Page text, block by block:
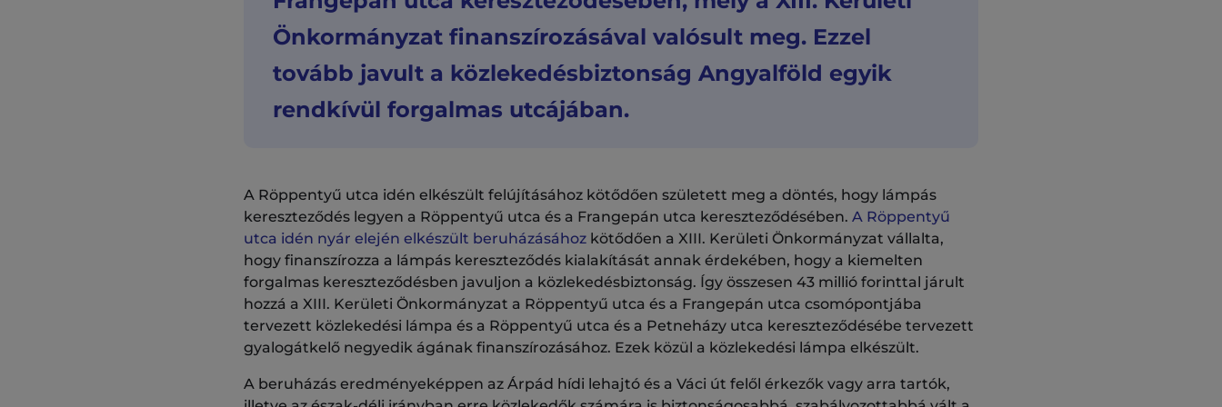
Önkormányzat finanszírozásával valósult meg. Ezzel
tovább javult a közlekedésbiztonság Angyalföld egyik
rendkívül forgalmas utcájában.
A Röppentyű utca idén elkészült felújításához kötődően született meg a döntés, hogy lámpás
kereszteződés legyen a Röppentyű utca és a Frangepán utca kereszteződésében. A Röppentyű
utca idén nyár elején elkészült beruházásához kötődően a XIII. Kerületi Önkormányzat vállalta,
hogy finanszírozza a lámpás kereszteződés kialakítását annak érdekében, hogy a kiemelten
forgalmas kereszteződésben javuljon a közlekedésbiztonság. Így összesen 43 millió forinttal járult
hozzá a XIII. Kerületi Önkormányzat a Röppentyű utca és a Frangepán utca csomópontjába
tervezett közlekedési lámpa és a Röppentyű utca és a Petneházy utca kereszteződésébe tervezett
gyalogátkelő negyedik ágának finanszírozásához. Ezek közül a közlekedési lámpa elkészült.
A beruházás eredményeképpen az Árpád hídi lehajtó és a Váci út felől érkezők vagy arra tartók,